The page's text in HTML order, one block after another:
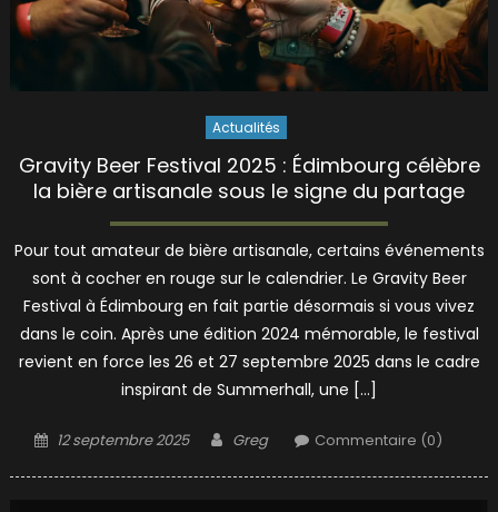
Actualités
Gravity Beer Festival 2025 : Édimbourg célèbre
la bière artisanale sous le signe du partage
Pour tout amateur de bière artisanale, certains événements
sont à cocher en rouge sur le calendrier. Le Gravity Beer
Festival à Édimbourg en fait partie désormais si vous vivez
dans le coin. Après une édition 2024 mémorable, le festival
revient en force les 26 et 27 septembre 2025 dans le cadre
inspirant de Summerhall, une […]
Posted
12 septembre 2025 Author
Greg Commentaire (0)